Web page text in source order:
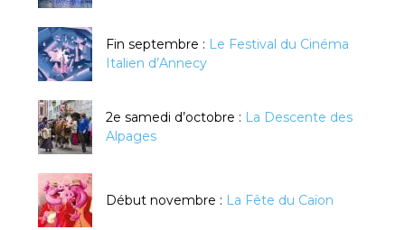
Fin septembre : Le Festival du Cinéma
Italien d’Annecy
2e samedi d’octobre : La Descente des
Alpages
Début novembre : La Fête du Caïon